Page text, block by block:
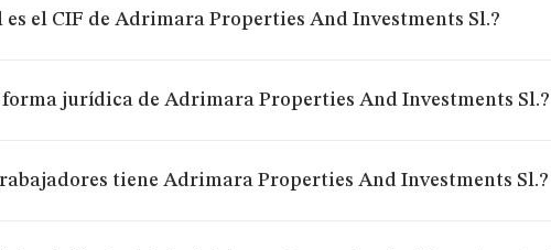
es el CIF de Adrimara Properties And Investments Sl.?
forma jurídica de Adrimara Properties And Investments Sl.?
tiene Adrimara Properties And Investments Sl.?